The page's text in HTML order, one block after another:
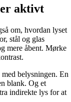
aktivt
om, hvordan lyset
stål og glas
mere åbent. Mørke
belysningen. En
blank. Og et
indirekte lys for at